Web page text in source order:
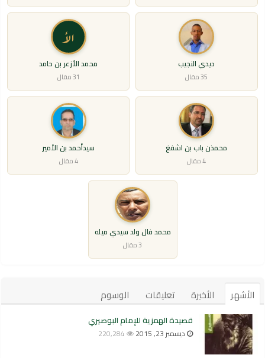
ديدي النجيب
35 مقال
الأ
محمد الأزعر بن حامد
31 مقال
محمذن باب بن اشفغ
4 مقال
سيدأحمد بن الأمير
4 مقال
محمد فال ولد سيدي ميله
3 مقال
الأشهر الأخيرة تعليقات الوسوم
قصيدة الهمزية للإمام البوصيري
ديسمبر 23, 2015 220,284